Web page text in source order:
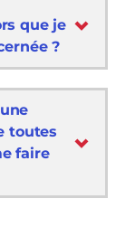
que je
?
toutes
faire